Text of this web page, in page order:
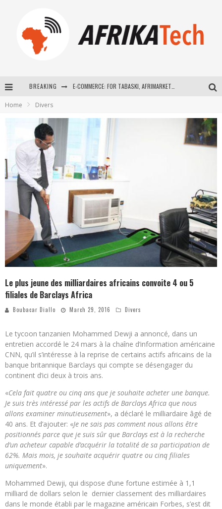
BREAKING
How Technology Has Changed Sports
Home Divers
Le plus jeune des milliardaires africains convoite 4 ou 5
filiales de Barclays Africa
Boubacar Diallo March 29, 2016 Divers
Le tycoon tanzanien Mohammed Dewji a annoncé, dans un
entretien accordé le 24 mars à la chaîne d’information américaine
CNN, qu’il s’intéresse à la reprise de certains actifs africains de la
banque britannique Barclays qui compte se désengager du
continent d’ici deux à trois ans.
«Cela fait quatre ou cinq ans que je souhaite acheter une banque.
Je suis très intéressé par les actifs de Barclays Africa que nous
allons examiner minutieusement», a déclaré le milliardaire âgé de
40 ans. Et d’ajouter: «Je ne sais pas comment nous allons être
positionnés parce que je suis sûr que Barclays est à la recherche
d’un acheteur capable d’acquérir la totalité de sa participation de
62%. Mais mois, je souhaite acquérir quatre ou cinq filiales
uniquement».
Mohammed Dewji, qui dispose d’une fortune estimée à 1,1
milliard de dollars selon le dernier classement des milliardaires
dans le monde établi par le magazine américain Forbes, s’est dit